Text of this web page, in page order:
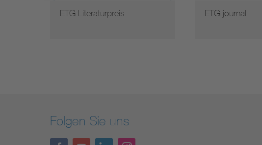
ETG Literaturpreis ETG journal
Folgen Sie uns